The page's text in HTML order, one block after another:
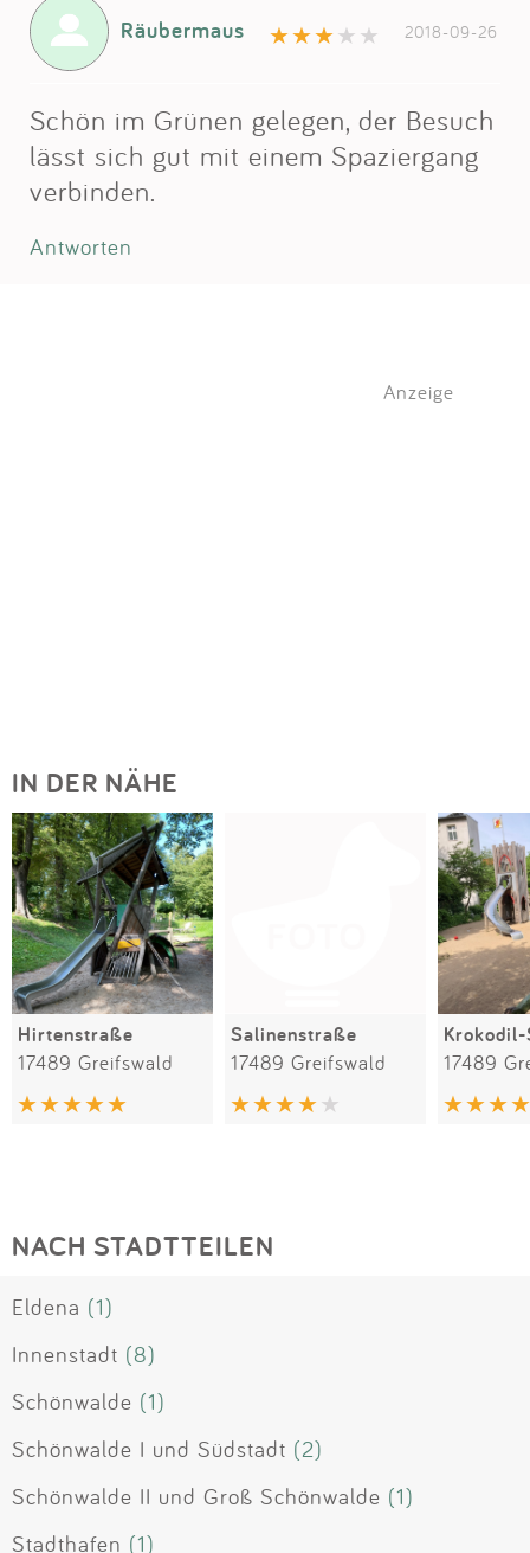
Räubermaus 2018-09-26
Schön im Grünen gelegen, der Besuch
lässt sich gut mit einem Spaziergang
verbinden.
Antworten
Anzeige
IN DER NÄHE
Hirtenstraße
17489 Greifswald
Salinenstraße
17489 Greifswald 17489
NACH STADTTEILEN
Eldena (1)
Innenstadt (8)
Schönwalde (1)
Schönwalde I und Südstadt (2)
Schönwalde II und Groß Schönwalde (1)
Stadthafen (1)